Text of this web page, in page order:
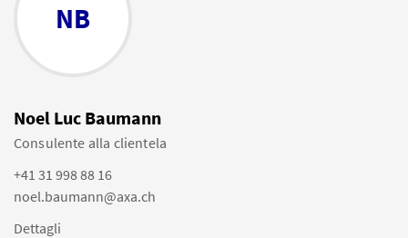
NB
Noel Luc Baumann
Consulente alla clientela
+41 31 998 88 16
noel.baumann@axa.ch
Dettagli